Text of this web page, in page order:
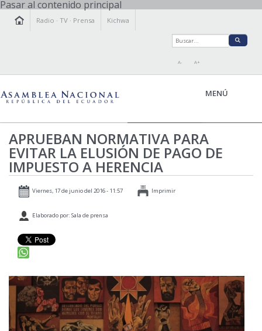
Pasar al contenido principal
Radio ·TV · Prensa Kichwa
A- A+
MENÚ
LA ASAMBLEA
LEGISLAMOS
FISCALIZAMOS
PRENSA
PARTICIPACIÓN
RELACIONES INTERNACIONALES
AGENDA
APRUEBAN NORMATIVA PARA
EVITAR LA ELUSIÓN DE PAGO DE
IMPUESTO A HERENCIA
Viernes, 17 de junio del 2016 - 11:57 Imprimir
Elaborado por: Sala de prensa